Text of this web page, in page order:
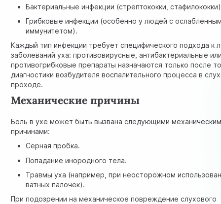
Бактериальные инфекции (стрептококки,
Грибковые инфекции (особенно у людей с
иммунитетом).
Каждый тип инфекции требует специфического подхода к
заболеваний уха: противовирусные, антибактериальные
противогрибковые препараты назначаются только после
диагностики возбудителя воспалительного процесса в
проходе.
Механические причины
Боль в ухе может быть вызвана следующими
причинами:
Серная пробка.
Попадание инородного тела.
Травмы уха (например, при неосторожном
ватных палочек).
При подозрении на механическое повреждение слухового